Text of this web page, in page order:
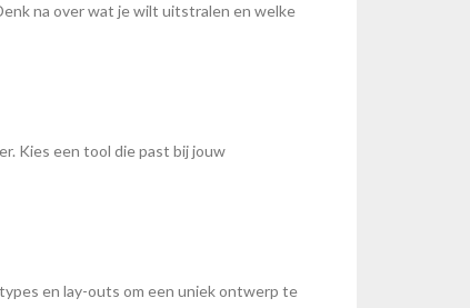
na over wat je wilt uitstralen en welke
Kies een tool die past bij jouw
en lay-outs om een uniek ontwerp te